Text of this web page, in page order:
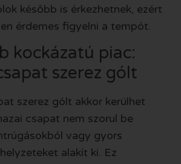
később is érkezhetnek, ezért
érdemes figyelni a tempót.
kockázatú piac:
szerez gólt
szerez gólt akkor kerülhet
csapat nem szorul be
vagy gyors
alakít ki. Ez